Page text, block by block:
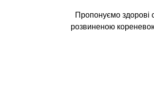
Пропонуємо здорові
розвиненою